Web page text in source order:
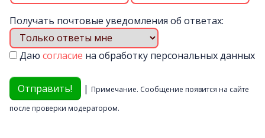
Получать почтовые уведомления об ответах:
Даю согласие на обработку персональных данных
| Примечание. Сообщение появится на сайте
после проверки модератором.